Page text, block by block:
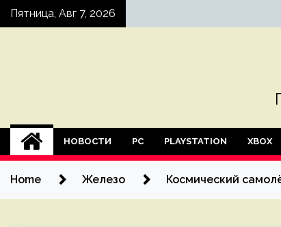
SkipПятница, Авг 7, 2026
НОВОСТИ PC PLAYSTATION XBOX
Home Железо Космический